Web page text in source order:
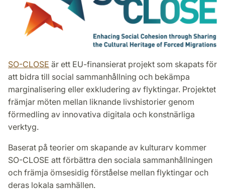
SO-CLOSE är ett EU-finansierat projekt som skapats för
att bidra till social sammanhållning och bekämpa
marginalisering eller exkludering av flyktingar. Projektet
främjar möten mellan liknande livshistorier genom
förmedling av innovativa digitala och konstnärliga
verktyg.
Baserat på teorier om skapande av kulturarv kommer
SO-CLOSE att förbättra den sociala sammanhållningen
och främja ömsesidig förståelse mellan flyktingar och
deras lokala samhällen.